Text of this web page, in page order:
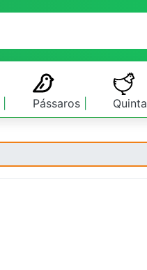
Pássaros Quinta